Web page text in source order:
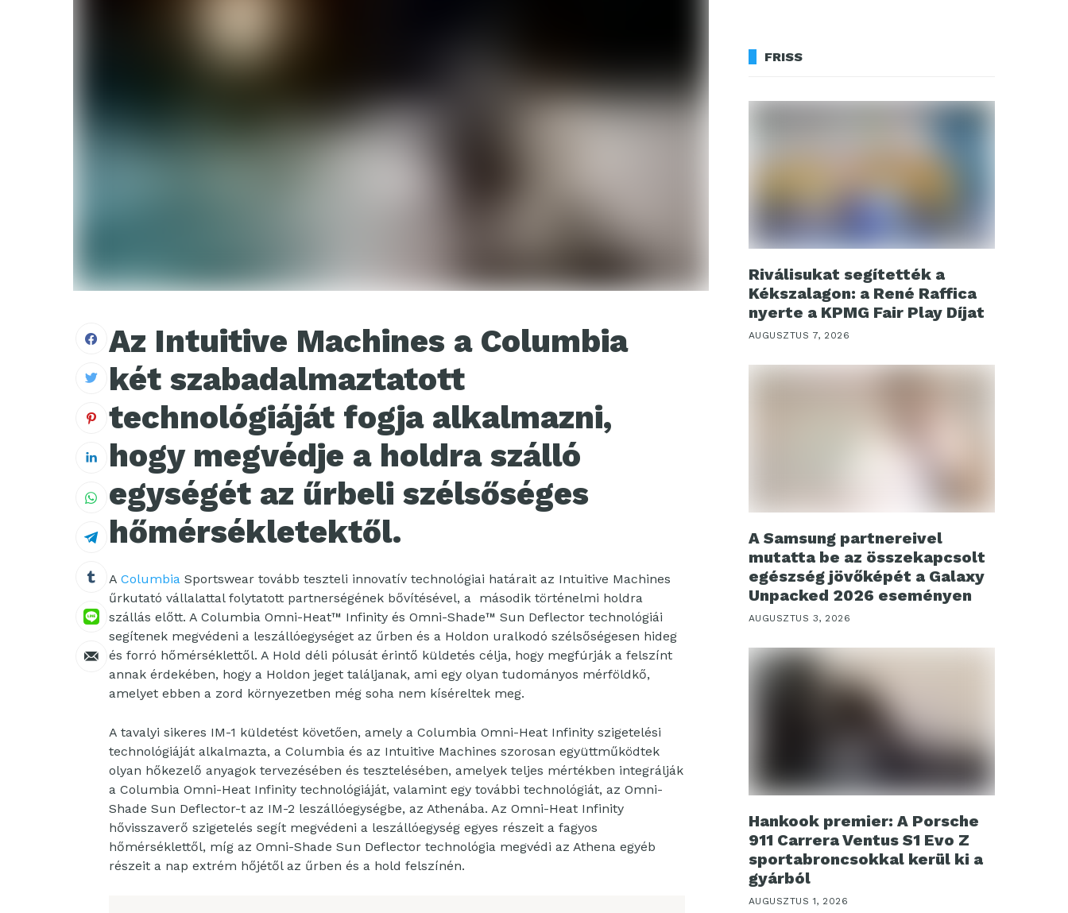
Az Intuitive Machines a Columbia
két szabadalmaztatott
technológiáját fogja alkalmazni,
hogy megvédje a holdra szálló
egységét az űrbeli szélsőséges
hőmérsékletektől.
A Columbia Sportswear tovább teszteli innovatív technológiai határait az Intuitive Machines
űrkutató vállalattal folytatott partnerségének bővítésével, a második történelmi holdra
szállás előtt. A Columbia Omni-Heat™ Infinity és Omni-Shade™ Sun Deflector technológiái
segítenek megvédeni a leszállóegységet az űrben és a Holdon uralkodó szélsőségesen hideg
és forró hőmérséklettől. A Hold déli pólusát érintő küldetés célja, hogy megfúrják a felszínt
annak érdekében, hogy a Holdon jeget találjanak, ami egy olyan tudományos mérföldkő,
amelyet ebben a zord környezetben még soha nem kíséreltek meg.
A tavalyi sikeres IM-1 küldetést követően, amely a Columbia Omni-Heat Infinity szigetelési
technológiáját alkalmazta, a Columbia és az Intuitive Machines szorosan együttműködtek
olyan hőkezelő anyagok tervezésében és tesztelésében, amelyek teljes mértékben integrálják
a Columbia Omni-Heat Infinity technológiáját, valamint egy további technológiát, az Omni-
Shade Sun Deflector-t az IM-2 leszállóegységbe, az Athenába. Az Omni-Heat Infinity
hővisszaverő szigetelés segít megvédeni a leszállóegység egyes részeit a fagyos
hőmérséklettől, míg az Omni-Shade Sun Deflector technológia megvédi az Athena egyéb
részeit a nap extrém hőjétől az űrben és a hold felszínén.
FRISS
Riválisukat segítették a
Kékszalagon: a René Raffica
nyerte a KPMG Fair Play Díjat
AUGUSZTUS 7, 2026
A Samsung partnereivel
mutatta be az összekapcsolt
egészség jövőképét a Galaxy
Unpacked 2026 eseményen
AUGUSZTUS 3, 2026
Hankook premier: A Porsche
911 Carrera Ventus S1 Evo Z
sportabroncsokkal kerül ki a
gyárból
AUGUSZTUS 1, 2026